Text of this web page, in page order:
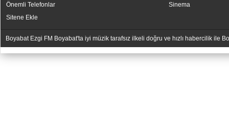
Önemli Telefonlar
Sitene Ekle
Sinema
Boyabat Ezgi FM Boyabat'ta iyi müzik tarafsız ilkeli doğru ve hızlı habercilik ile